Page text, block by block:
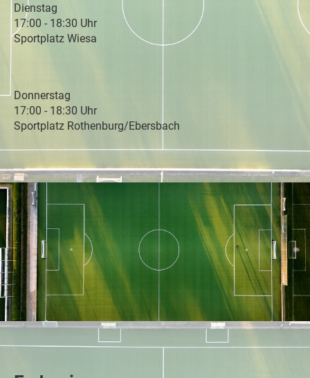
Dienstag
17:00 - 18:30 Uhr
Sportplatz Wiesa
Donnerstag
17:00 - 18:30 Uhr
Sportplatz Rothenburg/Ebersbach